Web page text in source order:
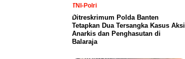
TNI-Polri
Ditreskrimum Polda Banten
Tetapkan Dua Tersangka Kasus Aksi
Anarkis dan Penghasutan di
Balaraja